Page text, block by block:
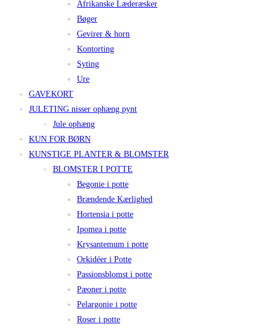
Afrikanske Læderæsker
Bøger
Gevirer & horn
Kontorting
Syting
Ure
GAVEKORT
JULETING nisser ophæng pynt
Jule ophæng
KUN FOR BØRN
KUNSTIGE PLANTER & BLOMSTER
BLOMSTER I POTTE
Begonie i potte
Brændende Kærlighed
Hortensia i potte
Ipomea i potte
Krysantemum i potte
Orkidéer i Potte
Passionsblomst i potte
Pæoner i potte
Pelargonie i potte
Roser i potte